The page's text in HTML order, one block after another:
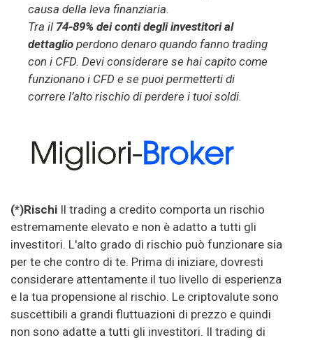
causa della leva finanziaria.
Tra il 74-89% dei conti degli investitori al
dettaglio perdono denaro quando fanno trading
con i CFD. Devi considerare se hai capito come
funzionano i CFD e se puoi permetterti di
correre l’alto rischio di perdere i tuoi soldi.
(*)Rischi Il trading a credito comporta un rischio
estremamente elevato e non è adatto a tutti gli
investitori. L'alto grado di rischio può funzionare sia
per te che contro di te. Prima di iniziare, dovresti
considerare attentamente il tuo livello di esperienza
e la tua propensione al rischio. Le criptovalute sono
suscettibili a grandi fluttuazioni di prezzo e quindi
non sono adatte a tutti gli investitori. Il trading di